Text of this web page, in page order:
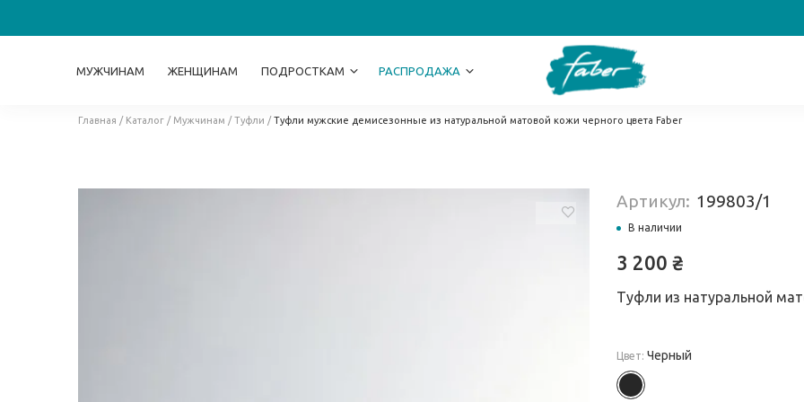
МУЖЧИНАМ ЖЕНЩИНАМ ПОДРОСТКАМ РАСПРОДАЖА
Главная / Каталог / Мужчинам /Туфли /Туфли мужские демисезонные из натуральной матовой кожи черного цвета Faber
Артикул: 199803/1
В наличии
3 200 ₴
Туфли из натуральной
Цвет: Черный